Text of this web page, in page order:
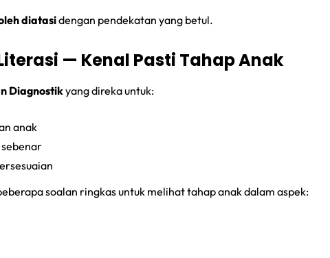
diatasidengan pendekatan yang betul.
— Kenal Pasti Tahap Anak
Diagnostikyang direka untuk:
anak
soalan ringkas untuk melihat tahap anak dalam aspek: